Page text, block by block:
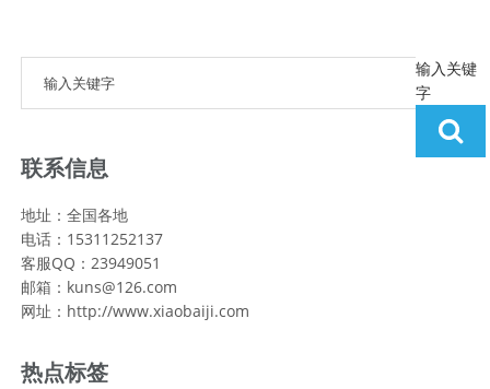
输入关键
字
联系信息
地址：全国各地
电话：15311252137
客服QQ：23949051
邮箱：kuns@126.com
网址：http://www.xiaobaiji.com
热点标签